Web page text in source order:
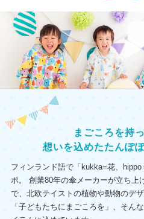
まごころを持
想いを込めたたんぽ
フィンランド語で「kukka=花、
ポ。
創業80年の傘メーカーが立ち上
で、北欧テイストの植物や動物のデザ
「子どもたちにまごころを」、そん